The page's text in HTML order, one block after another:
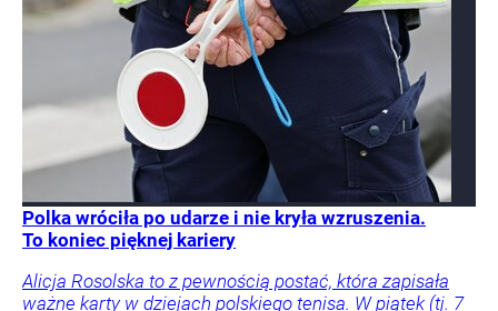
Polka wróciła po udarze i nie kryła wzruszenia.
To koniec pięknej kariery
Alicja Rosolska to z pewnością postać, która zapisała
ważne karty w dziejach polskiego tenisa. W piątek (tj. 7